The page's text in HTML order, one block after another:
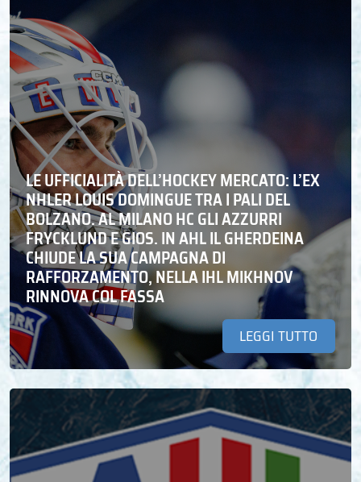
LE UFFICIALITÀ DELL’HOCKEY MERCATO: L’EX
NHLER LOUIS DOMINGUE TRA I PALI DEL
BOLZANO. AL MILANO HC GLI AZZURRI
FRYCKLUND E GIOS. IN AHL IL GHERDEINA
CHIUDE LA SUA CAMPAGNA DI
RAFFORZAMENTO, NELLA IHL MIKHNOV
RINNOVA COL FASSA
LEGGI TUTTO